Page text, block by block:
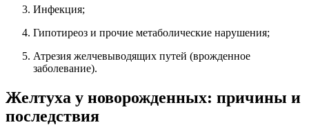
Инфекция;
Гипотиреоз и прочие метаболические нарушения;
Атрезия желчевыводящих путей (врожденное
заболевание).
Желтуха у новорожденных: причины и
последствия